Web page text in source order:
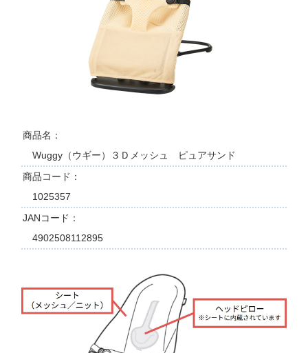
商品名
Wuggy（ウギー）３Ｄメッシュ ピュアサンド
商品コード
1025357
JANコード
4902508112895